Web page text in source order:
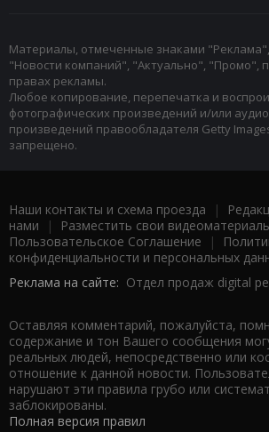
Материалы, отмеченные знаками
"Новости компаний", "Актуально", "Промо",
правах рекламы.
Любое копирование, перепечатка и
фотографических произведений и/или
произведений правообладателя Getty
запрещено.
Наши контакты и схема проезда |
нами | Разместить свои
Пользовательское Соглашение |
конфиденциальности и персональных
Реклама на сайте: Отдел продаж digital
Оставляя комментарий, пожалуйста,
содержание и тон Вашего сообщения
реальных людей, непосредственно или
отношение к данной новости.
нарушают эти правила грубо или
заблокированы.
Полная версия правил